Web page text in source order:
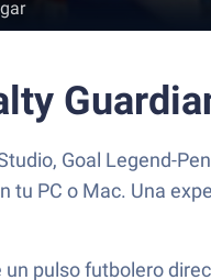
Goal Legend-
PC o Mac. Una
pulso futbolero